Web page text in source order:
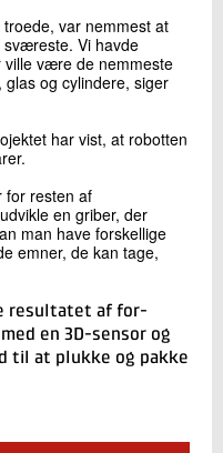
var nemmest at
Vi havde
ville være de nemmeste
og cylindere, siger
har vist, at robotten
for resten af
en griber, der
man have forskellige
emner, de kan tage,
resultatet af for-
en 3D-sensor og
til at plukke og pakke